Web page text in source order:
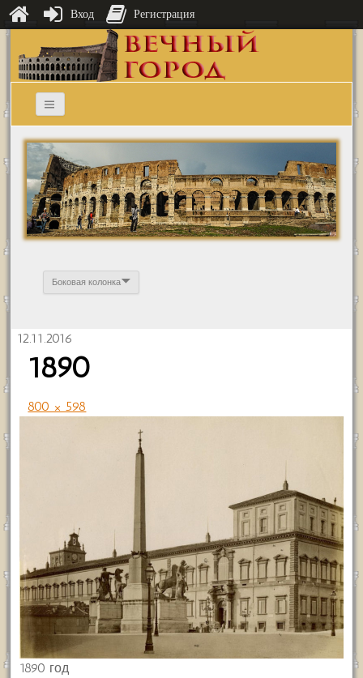
Боковая колонка
12.11.2016
1890
800 × 598
1890 год
Вход Регистрация